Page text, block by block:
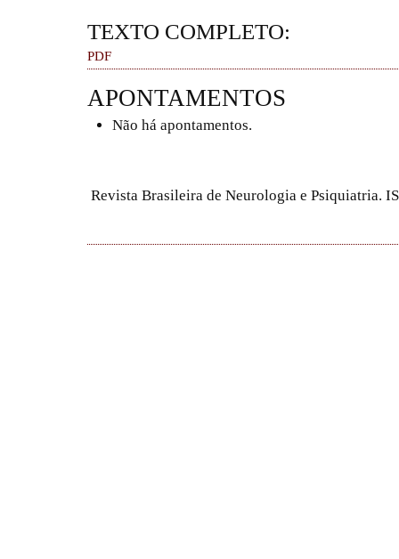
TEXTO COMPLETO:
PDF
APONTAMENTOS
Não há apontamentos.
Revista Brasileira de Neurologia e Psiquiatria.